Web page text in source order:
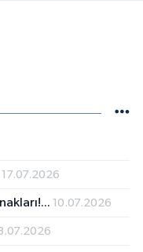
17.07.2026
10.07.2026